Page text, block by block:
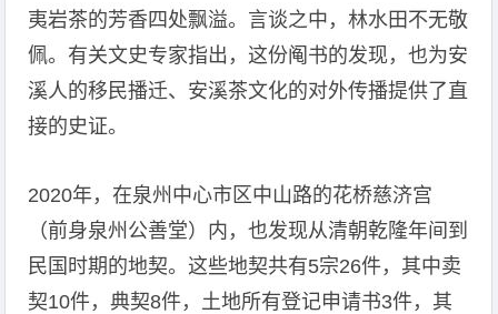
夷岩茶的芳香四处飘溢。言谈之中，林水田不无敬
佩。有关文史专家指出，这份阄书的发现，也为安
溪人的移民播迁、安溪茶文化的对外传播提供了直
接的史证。
2020年，在泉州中心市区中山路的花桥慈济宫
（前身泉州公善堂）内，也发现从清朝乾隆年间到
民国时期的地契。这些地契共有5宗26件，其中卖
契10件，典契8件，土地所有登记申请书3件，其